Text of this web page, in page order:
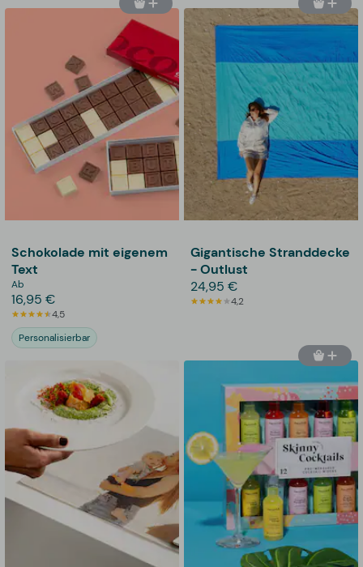
Schokolade mit eigenem
Text
Ab
16,95 €
4,5
Personalisierbar
Gigantische Stranddecke
- Outlust
24,95 €
4,2